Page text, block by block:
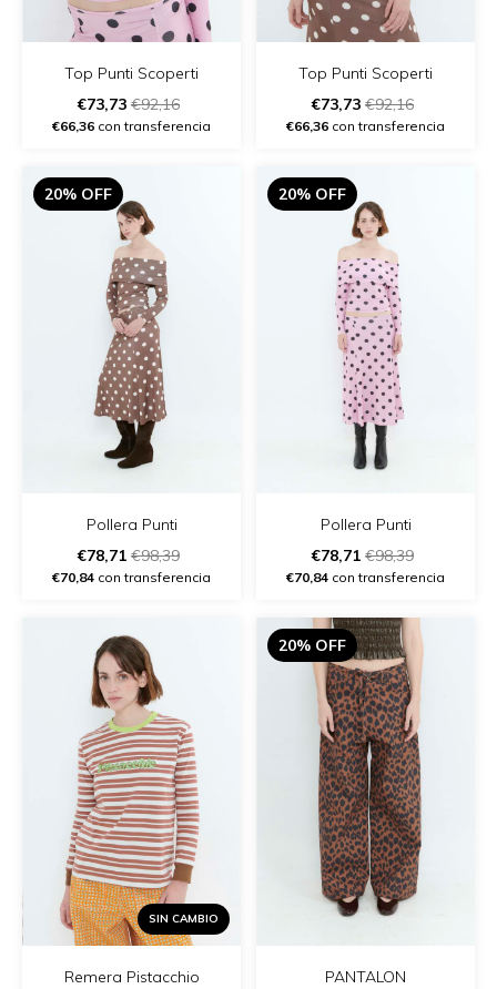
Top Punti Scoperti
€73,73 €92,16
€66,36 con transferencia
Top Punti Scoperti
€73,73 €92,16
€66,36 con transferencia
20% OFF
Pollera Punti
€78,71 €98,39
€70,84 con transferencia
20% OFF
Pollera Punti
€78,71 €98,39
€70,84 con transferencia
SIN CAMBIO
Remera Pistacchio
20% OFF
PANTALON